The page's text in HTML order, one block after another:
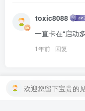
toxic8088
一直卡在“启动
1年前 回复
友链申请 免责声
欢迎您留下宝贵的